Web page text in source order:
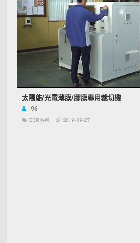
太陽能/光電薄膜/膠膜專用裁切機
96
ECR 系列 2019-09-27